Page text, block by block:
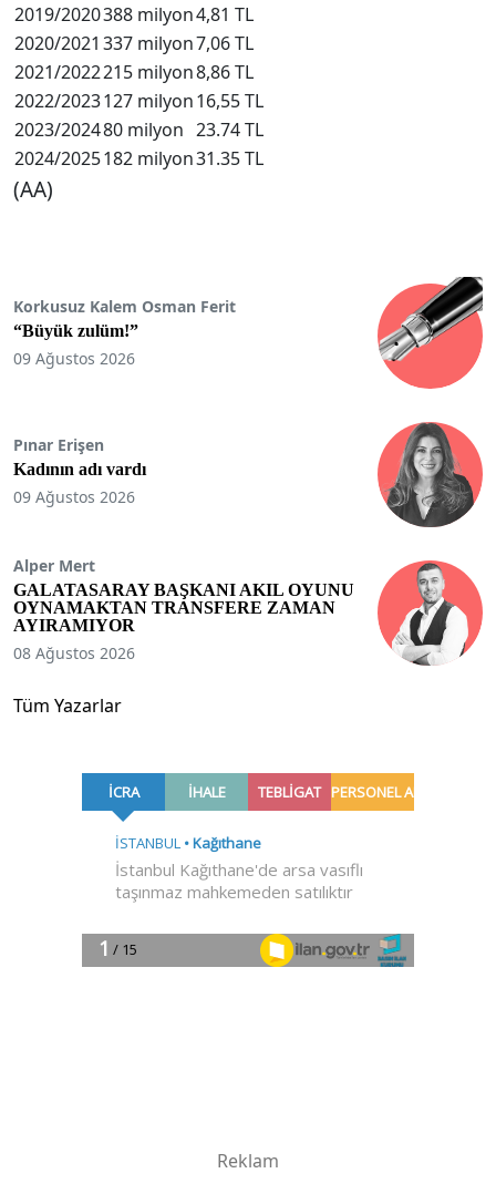
2019/2020388 milyon4,81 TL
2020/2021 337 milyon7,06 TL
2021/2022215 milyon8,86 TL
2022/2023127 milyon16,55 TL
2023/202480 milyon 23.74 TL
2024/2025182 milyon31.35 TL
(AA)
Korkusuz Kalem Osman Ferit
“Büyük zulüm!”
09 Ağustos 2026
Pınar Erişen
Kadının adı vardı
09 Ağustos 2026
Alper Mert
GALATASARAY BAŞKANI AKIL OYUNU
OYNAMAKTAN TRANSFERE ZAMAN
AYIRAMIYOR
08 Ağustos 2026
Tüm Yazarlar